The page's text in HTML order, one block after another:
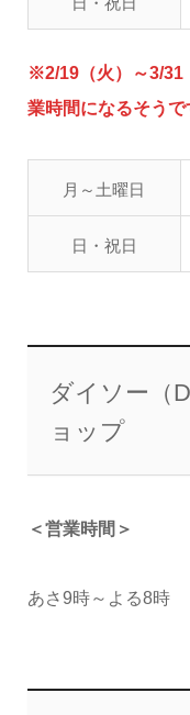
※2/19（火）～3/31
業時間になるそうで
月～土曜日
日・祝日
ダイソー（
ョップ
＜営業時間＞
あさ9時～よる8時